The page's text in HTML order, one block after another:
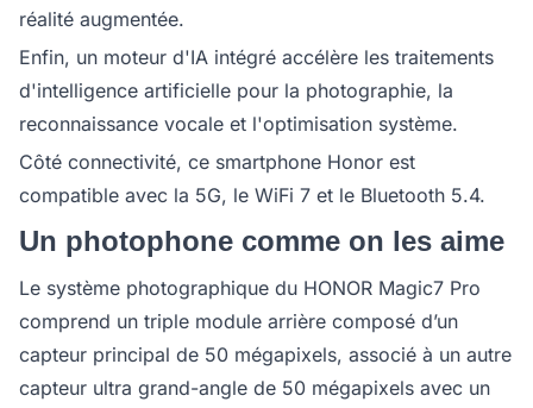
réalité augmentée.
Enfin, un moteur d'IA intégré accélère les traitements
d'intelligence artificielle pour la photographie, la
reconnaissance vocale et l'optimisation système.
Côté connectivité, ce smartphone Honor est
compatible avec la 5G, le WiFi 7 et le Bluetooth 5.4.
Un photophone comme on les aime
Le système photographique du HONOR Magic7 Pro
comprend un triple module arrière composé d’un
capteur principal de 50 mégapixels, associé à un autre
capteur ultra grand-angle de 50 mégapixels avec un